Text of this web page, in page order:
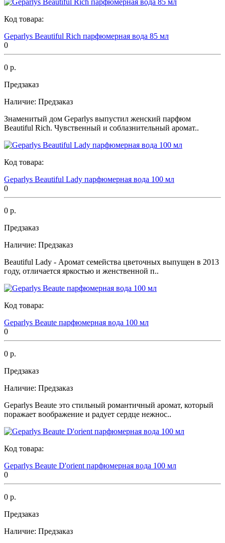
Код товара:
Geparlys Beautiful Rich парфюмерная вода 85 мл
0
0 р.
Предзаказ
Наличие: Предзаказ
Знаменитый дом Geparlys выпустил женский парфюм
Beautiful Rich. Чувственный и соблазнительный аромат..
Код товара:
Geparlys Beautiful Lady парфюмерная вода 100 мл
0
0 р.
Предзаказ
Наличие: Предзаказ
Beautiful Lady - Аромат семейства цветочных выпущен в 2013
году, отличается яркостью и женственной п..
Код товара:
Geparlys Beaute парфюмерная вода 100 мл
0
0 р.
Предзаказ
Наличие: Предзаказ
Geparlys Beaute это стильный романтичный аромат, который
поражает воображение и радует сердце нежнос..
Код товара:
Geparlys Beaute D'orient парфюмерная вода 100 мл
0
0 р.
Предзаказ
Наличие: Предзаказ